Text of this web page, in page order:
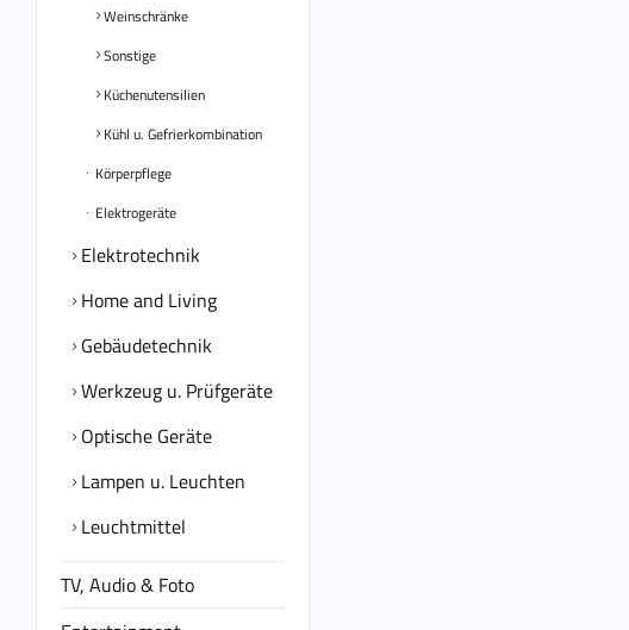
Weinschränke
Sonstige
Küchenutensilien
Kühl u. Gefrierkombination
Körperpflege
Elektrogeräte
Elektrotechnik
Home and Living
Gebäudetechnik
Werkzeug u. Prüfgeräte
Optische Geräte
Lampen u. Leuchten
Leuchtmittel
TV, Audio & Foto